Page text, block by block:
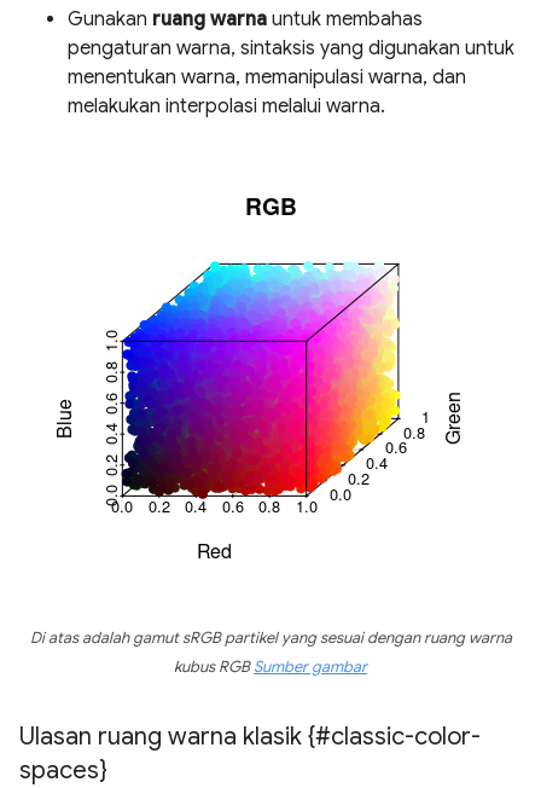
Gunakan ruang warna untuk membahas
pengaturan warna, sintaksis yang digunakan untuk
menentukan warna, memanipulasi warna, dan
melakukan interpolasi melalui warna.
Di atas adalah gamut sRGB partikel yang sesuai dengan ruang warna
kubus RGBSumber gambar
Ulasan ruang warna klasik {#classic-color-
spaces}